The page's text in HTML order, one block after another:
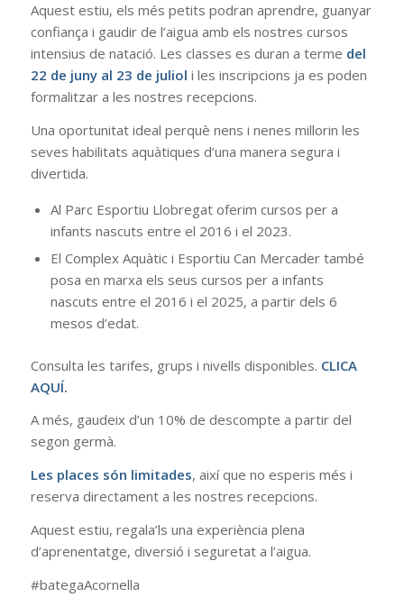
Aquest estiu, els més petits podran aprendre, guanyar
confiança i gaudir de l’aigua amb els nostres cursos
intensius de natació. Les classes es duran a terme del
22 de juny al 23 de juliol i les inscripcions ja es poden
formalitzar a les nostres recepcions.
Una oportunitat ideal perquè nens i nenes millorin les
seves habilitats aquàtiques d’una manera segura i
divertida.
Al Parc Esportiu Llobregat oferim cursos per a
infants nascuts entre el 2016 i el 2023.
El Complex Aquàtic i Esportiu Can Mercader també
posa en marxa els seus cursos per a infants
nascuts entre el 2016 i el 2025, a partir dels 6
mesos d’edat.
Consulta les tarifes, grups i nivells disponibles. CLICA
AQUÍ.
A més, gaudeix d’un 10% de descompte a partir del
segon germà.
Les places són limitades, així que no esperis més i
reserva directament a les nostres recepcions.
Aquest estiu, regala’ls una experiència plena
d’aprenentatge, diversió i seguretat a l’aigua.
#bategaAcornella